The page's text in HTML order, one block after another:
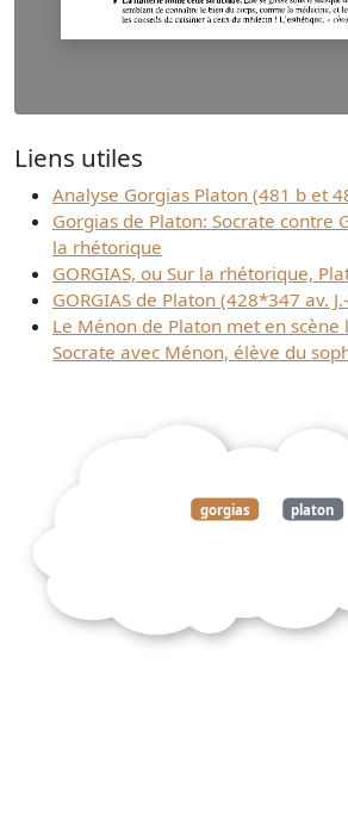
Liens utiles
Analyse Gorgias Platon (481 b et
Gorgias de Platon: Socrate contre
la rhétorique
GORGIAS, ou Sur la rhétorique,
GORGIAS de Platon (428*347 av.
Le Ménon de Platon met en scène
Socrate avec Ménon, élève du
gorgias platon